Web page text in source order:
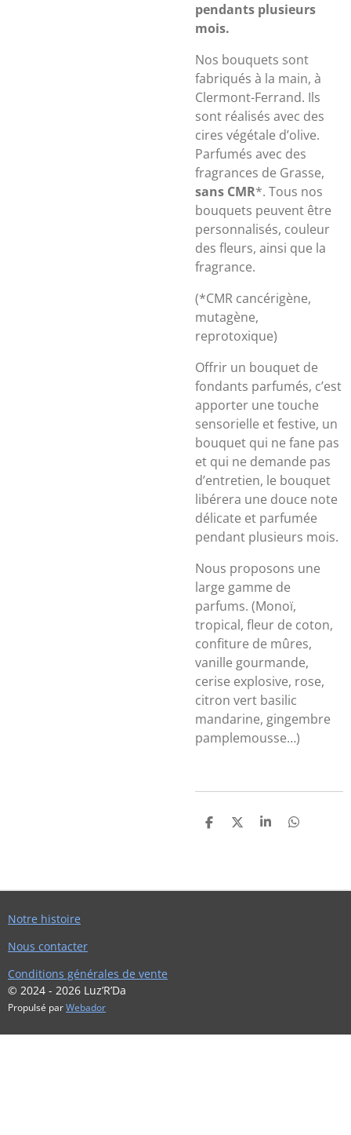
pendants plusieurs
mois.
Nos bouquets sont
fabriqués à la main, à
Clermont-Ferrand. Ils
sont réalisés avec des
cires végétale d’olive.
Parfumés avec des
fragrances de Grasse,
sans CMR*. Tous nos
bouquets peuvent être
personnalisés, couleur
des fleurs, ainsi que la
fragrance.
(*CMR cancérigène,
mutagène,
reprotoxique)
Offrir un bouquet de
fondants parfumés, c’est
apporter une touche
sensorielle et festive, un
bouquet qui ne fane pas
et qui ne demande pas
d’entretien, le bouquet
libérera une douce note
délicate et parfumée
pendant plusieurs mois.
Nous proposons une
large gamme de
parfums. (Monoï,
tropical, fleur de coton,
confiture de mûres,
vanille gourmande,
cerise explosive, rose,
citron vert basilic
mandarine, gingembre
pamplemousse…)
P
G
P
G
P
G
P
G
Notre histoire
Nous contacter
Conditions générales de vente
© 2024 - 2026 Luz’R’Da
Propulsé par Webador